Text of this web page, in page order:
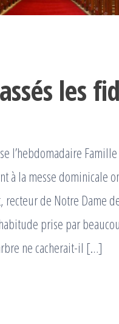
les
l’hebdomadaire
à la messe dominicale
de Notre Dame
prise par
ne cacherait-il […]